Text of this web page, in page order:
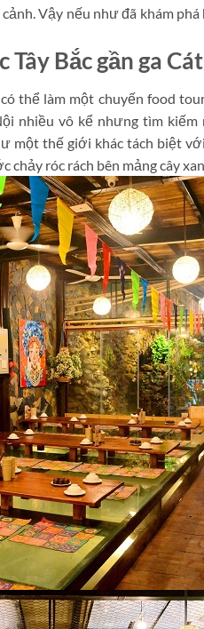
Vậy nếu như đã khám phá
Bắc gần ga
thể làm một chuyến food
nhiều vô kể nhưng tìm kiếm
một thế giới khác tách biệt với
róc rách bên mảng cây